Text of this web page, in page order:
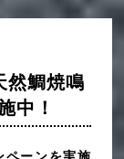
然鯛焼鳴
中！